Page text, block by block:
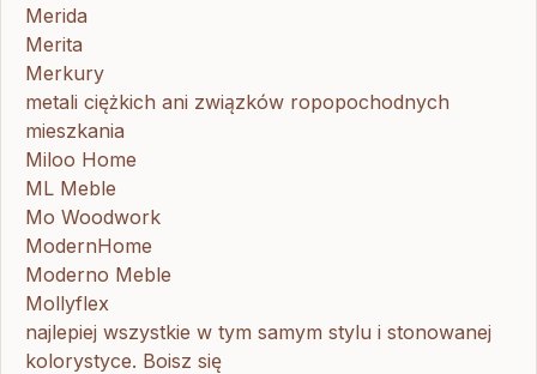
Merida
Merita
Merkury
metali ciężkich ani związków ropopochodnych
mieszkania
Miloo Home
ML Meble
Mo Woodwork
ModernHome
Moderno Meble
Mollyflex
najlepiej wszystkie w tym samym stylu i stonowanej
kolorystyce. Boisz się